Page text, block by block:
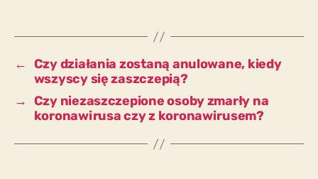
†miertelność?
← Czy działania zostaną anulowane, kiedy
wszyscy się zaszczepią?
→ Czy niezaszczepione osoby zmarły na
koronawirusa czy z koronawirusem?